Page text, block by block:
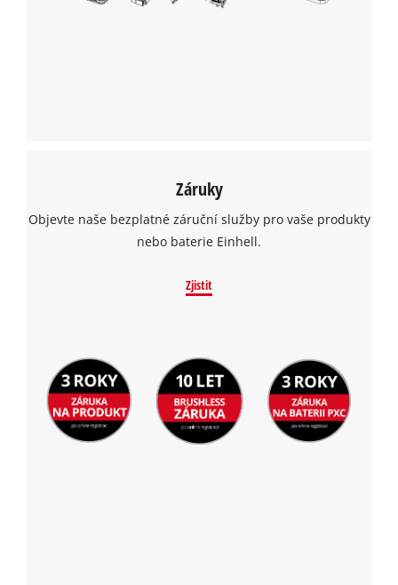
Záruky
Objevte naše bezplatné záruční služby pro vaše produkty
nebo baterie Einhell.
Zjistit